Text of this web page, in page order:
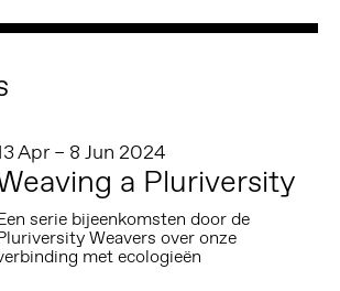
Apr – 8 Jun 2024
a Pluriversity
serie bijeenkomsten door de
Weavers over onze
met ecologieën